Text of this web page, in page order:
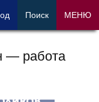
— работа
Поиск МЕНЮ